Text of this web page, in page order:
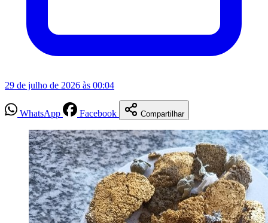
29 de julho de 2026 às 00:04
WhatsApp Facebook Compartilhar